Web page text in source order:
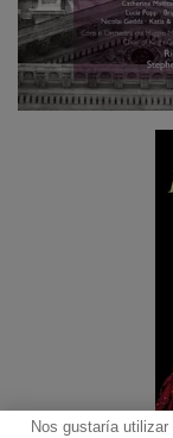
Nos gustaría